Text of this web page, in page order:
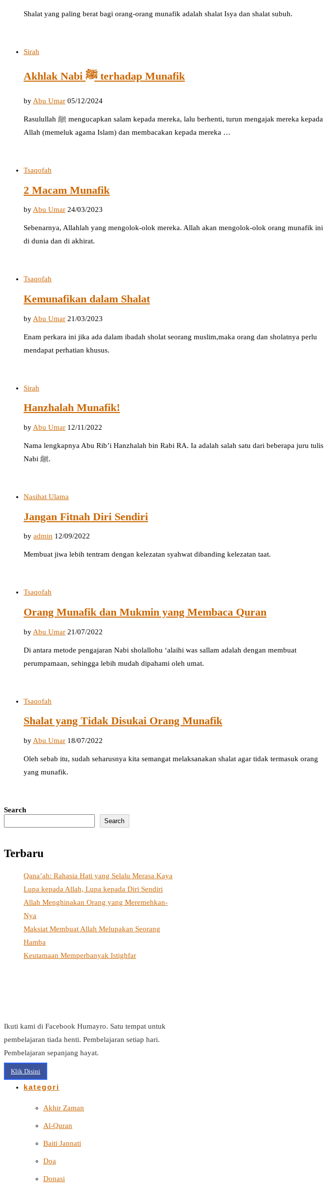
Shalat yang paling berat bagi orang-orang munafik adalah shalat Isya dan shalat subuh.
Sirah
Akhlak Nabi ﷺ terhadap Munafik
by Abu Umar 05/12/2024
Rasulullah ﷺ mengucapkan salam kepada mereka, lalu berhenti, turun mengajak mereka kepada
Allah (memeluk agama Islam) dan membacakan kepada mereka …
Tsaqofah
2 Macam Munafik
byAbu Umar 24/03/2023
Sebenarnya, Allahlah yang mengolok-olok mereka. Allah akan mengolok-olok orang munafik ini
di dunia dan di akhirat.
Tsaqofah
Kemunafikan dalam Shalat
by Abu Umar 21/03/2023
Enam perkara ini jika ada dalam ibadah sholat seorang muslim,maka orang dan sholatnya perlu
mendapat perhatian khusus.
Sirah
Hanzhalah Munafik!
by Abu Umar 12/11/2022
Nama lengkapnya Abu Rib’i Hanzhalah bin Rabi RA. Ia adalah salah satu dari beberapa juru tulis
Nabi ﷺ.
Nasihat Ulama
Jangan Fitnah Diri Sendiri
by admin 12/09/2022
Membuat jiwa lebih tentram dengan kelezatan syahwat dibanding kelezatan taat.
Tsaqofah
Orang Munafik dan Mukmin yang Membaca Quran
by Abu Umar 21/07/2022
Di antara metode pengajaran Nabi sholallohu ‘alaihi was sallam adalah dengan membuat
perumpamaan, sehingga lebih mudah dipahami oleh umat.
Tsaqofah
Shalat yang Tidak Disukai Orang Munafik
by Abu Umar 18/07/2022
Oleh sebab itu, sudah seharusnya kita semangat melaksanakan shalat agar tidak termasuk orang
yang munafik.
Search
Search
Terbaru
Qana’ah: Rahasia Hati yang Selalu Merasa Kaya
Lupa kepada Allah, Lupa kepada Diri Sendiri
Allah Menghinakan Orang yang Meremehkan-
Nya
Maksiat Membuat Allah Melupakan Seorang
Hamba
Keutamaan Memperbanyak Istighfar
Ikuti kami di Facebook Humayro. Satu tempat untuk
pembelajaran tiada henti. Pembelajaran setiap hari.
Pembelajaran sepanjang hayat.
Klik Disini
kategori
Akhir Zaman
Al-Quran
Baiti Jannati
Doa
Donasi